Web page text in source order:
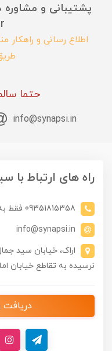
پشتیبانی و
اطلاع رسانی و راهکار
حتما
info@synapsi.in
راه های ارتباط با
09351815358 فقط به صورت پیامک - 08632241297
info@synapsi.in
نرسیده به تقاطع خیابان